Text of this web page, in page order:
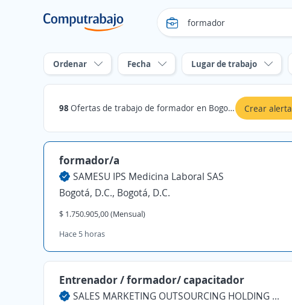
Ordenar Fecha Lugar de trabajo
98 Ofertas de trabajo de formador en Bogotá, D.C. Crear alerta
formador/a
SAMESU IPS Medicina Laboral SAS
Bogotá, D.C., Bogotá, D.C.
$ 1.750.905,00 (Mensual)
Hace 5 horas
Entrenador / formador/ capacitador
SALES MARKETING OUTSOURCING HOLDING SAS